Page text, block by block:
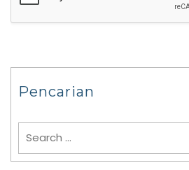
Pencarian